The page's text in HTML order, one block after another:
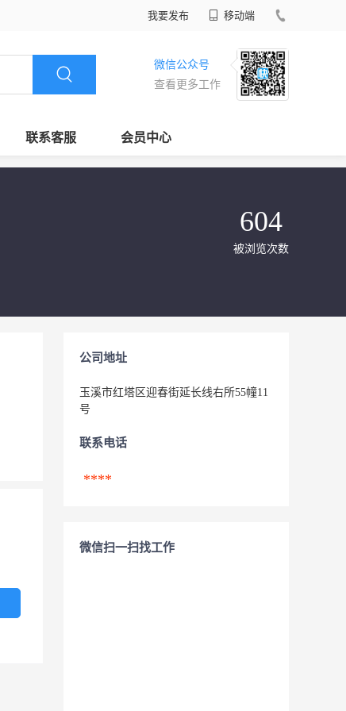
我要发布 移动端
微信公众号
查看更多工作
联系客服 会员中心
604
被浏览次数
公司地址
玉溪市红塔区迎春街延长线右所55幢11
号
联系电话
****
微信扫一扫找工作